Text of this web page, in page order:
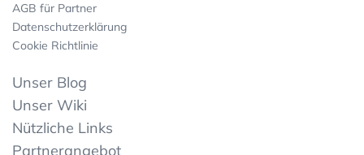
AGB für Partner
Datenschutzerklärung
Cookie Richtlinie
Unser Blog
Unser Wiki
Nützliche Links
Partnerangebot